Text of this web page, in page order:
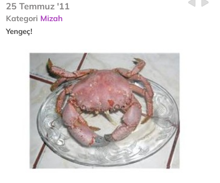
25 Temmuz '11
Kategori Mizah
Yengeç!